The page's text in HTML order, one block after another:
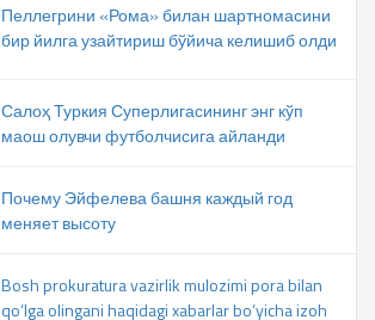
Пеллегрини «Рома» билан шартномасини
бир йилга узайтириш бўйича келишиб олди
Салоҳ Туркия Суперлигасининг энг кўп
маош олувчи футболчисига айланди
Почему Эйфелева башня каждый год
меняет высоту
Bosh prokuratura vazirlik mulozimi pora bilan
qo‘lga olingani haqidagi xabarlar bo‘yicha izoh